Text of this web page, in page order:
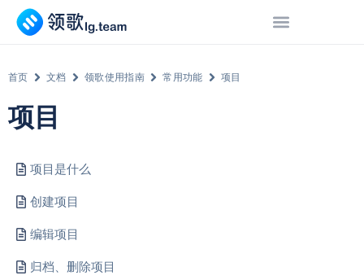
首页 文档 领歌使用指南 常用功能 项目
项目
项目是什么
创建项目
编辑项目
归档、删除项目